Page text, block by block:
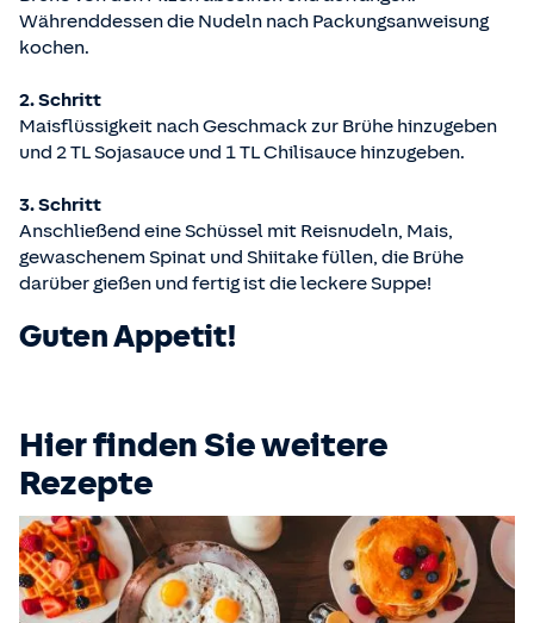
Währenddessen die Nudeln nach Packungsanweisung
kochen.
2. Schritt
Maisflüssigkeit nach Geschmack zur Brühe hinzugeben
und 2 TL Sojasauce und 1 TL Chilisauce hinzugeben.
3. Schritt
Anschließend eine Schüssel mit Reisnudeln, Mais,
gewaschenem Spinat und Shiitake füllen, die Brühe
darüber gießen und fertig ist die leckere Suppe!
Guten Appetit!
Hier finden Sie weitere
Rezepte